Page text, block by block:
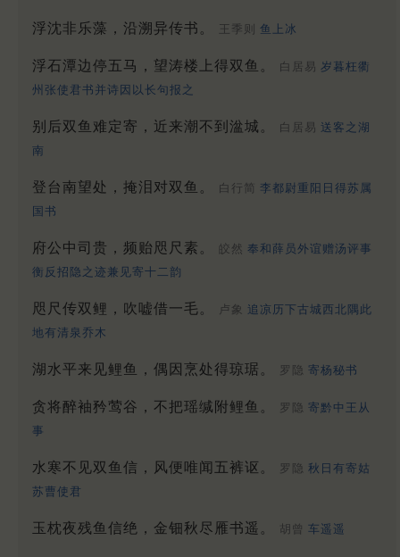
浮沈非乐藻，沿溯异传书。 王季则 鱼上冰
浮石潭边停五马，望涛楼上得双鱼。 白居易 岁暮枉衢
州张使君书并诗因以长句报之
别后双鱼难定寄，近来潮不到湓城。 白居易 送客之湖
南
登台南望处，掩泪对双鱼。 白行简 李都尉重阳日得苏属
国书
府公中司贵，频贻咫尺素。 皎然 奉和薛员外谊赠汤评事
衡反招隐之迹兼见寄十二韵
咫尺传双鲤，吹嘘借一毛。 卢象 追凉历下古城西北隅此
地有清泉乔木
湖水平来见鲤鱼，偶因烹处得琼琚。 罗隐 寄杨秘书
贪将醉袖矜莺谷，不把瑶缄附鲤鱼。 罗隐 寄黔中王从
事
水寒不见双鱼信，风便唯闻五裤讴。 罗隐 秋日有寄姑
苏曹使君
玉枕夜残鱼信绝，金钿秋尽雁书遥。 胡曾 车遥遥